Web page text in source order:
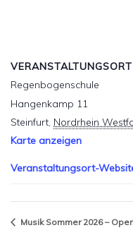
VERANSTALTUNGSORT
Regenbogenschule
Hangenkamp 11
Steinfurt, Nordrhein
Karte anzeigen
Veranstaltungsort-
Musik Sommer 2026 –